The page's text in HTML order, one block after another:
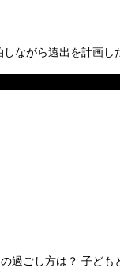
ながら遠出を計画
過ごし方は？ 子ど